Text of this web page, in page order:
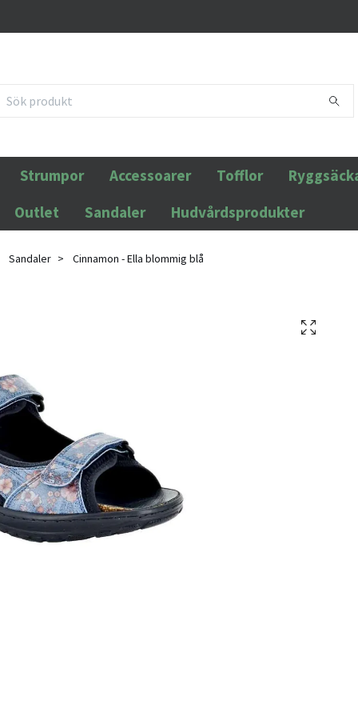
Strumpor Accessoarer Tofflor
Outlet
Sandaler Hudvårdsprodukter
Sandaler Cinnamon - Ella blommig blå